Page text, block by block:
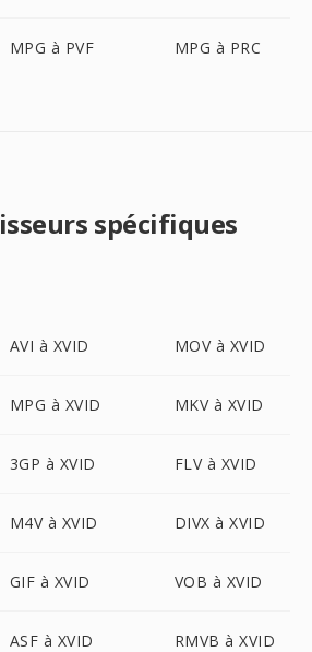
MPG à PVF MPG à PRC
spécifiques
AVI à XVID MOV à XVID
MPG à XVID MKV à XVID
3GP à XVID FLV à XVID
M4V à XVID DIVX à XVID
GIF à XVID VOB à XVID
ASF à XVID RMVB à XVID